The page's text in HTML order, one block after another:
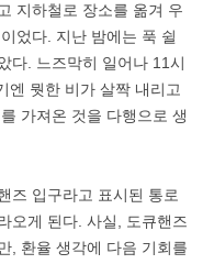
지하철로 장소를 옮겨 우
었다. 지난 밤에는 푹 쉴
다. 느즈막히 일어나 11시
엔 뭣한 비가 살짝 내리고
가져온 것을 다행으로 생
즈 입구라고 표시된 통로
오게 된다. 사실, 도큐핸즈
, 환율 생각에 다음 기회를